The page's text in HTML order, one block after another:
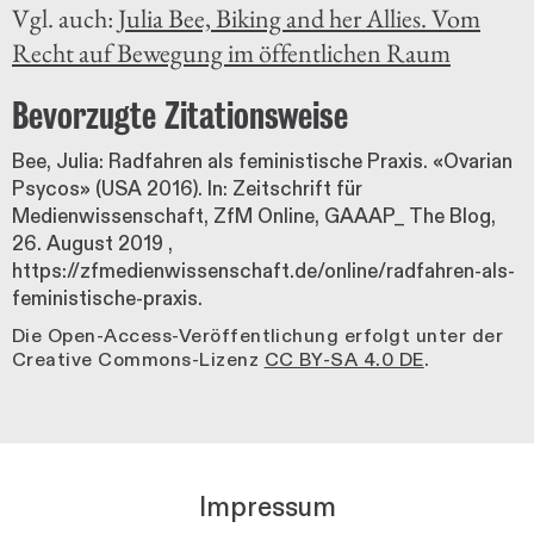
Vgl. auch: Julia Bee, Biking and her Allies. Vom
Recht auf Bewegung im öffentlichen Raum
Bevorzugte Zitationsweise
Bee, Julia: Radfahren als feministische Praxis. «Ovarian
Psycos» (USA 2016). In: Zeitschrift für
Medienwissenschaft, ZfM Online, GAAAP_ The Blog,
26. August 2019 ,
https://zfmedienwissenschaft.de/online/radfahren-als-
feministische-praxis.
Die Open-Access-Veröffentlichung erfolgt unter der
Creative Commons-Lizenz CC BY-SA 4.0 DE.
Impressum